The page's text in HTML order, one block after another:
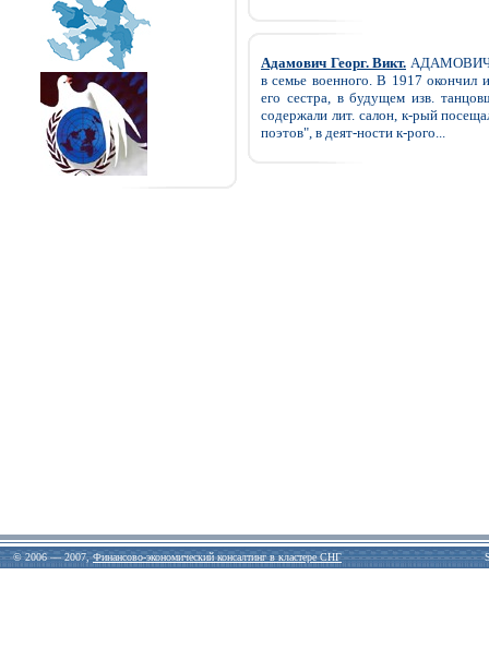
Адамович Георг. Викт. АДАМОВИЧ
в семье военного. В 1917 окончил
его сестра, в будущем изв.
содержали лит. салон, к-рый
поэтов", в деят-ности к-рого...
© 2006 — 2007,Финансово-экономический консалтинг в кластере СНГ